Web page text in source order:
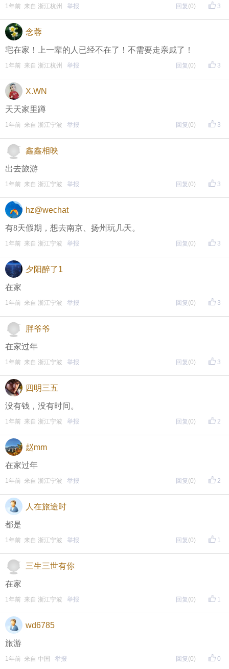
另外，欢迎加入东方热线粉丝群！
只能扫描加入（不能识别二维码加入哦），
更多福利等着你哦~
3
1年前 来自 浙江杭州 举报 回复 (0)
念蓉
宅在家！上一辈的人已经不在了！不需要走亲戚了！
3
1年前 来自 浙江杭州 举报 回复 (0)
X.WN
天天家里蹲
3
1年前 来自 浙江宁波 举报 回复 (0)
鑫鑫相映
出去旅游
3
1年前 来自 浙江宁波 举报 回复 (0)
hz@wechat
有8天假期，想去南京、扬州玩几天。
3
1年前 来自 浙江宁波 举报 回复 (0)
夕阳醉了1
在家
3
1年前 来自 浙江宁波 举报 回复 (0)
胖爷爷
在家过年
3
1年前 来自 浙江宁波 举报 回复 (0)
四明三五
没有钱，没有时间。
2
1年前 来自 浙江宁波 举报 回复 (0)
赵mm
在家过年
2
1年前 来自 浙江宁波 举报 回复 (0)
人在旅途时
都是
1
1年前 来自 浙江宁波 举报 回复 (0)
三生三世有你
在家
1
1年前 来自 浙江宁波 举报 回复 (0)
wd6785
旅游
0
1年前 来自 中国 举报 回复 (0)